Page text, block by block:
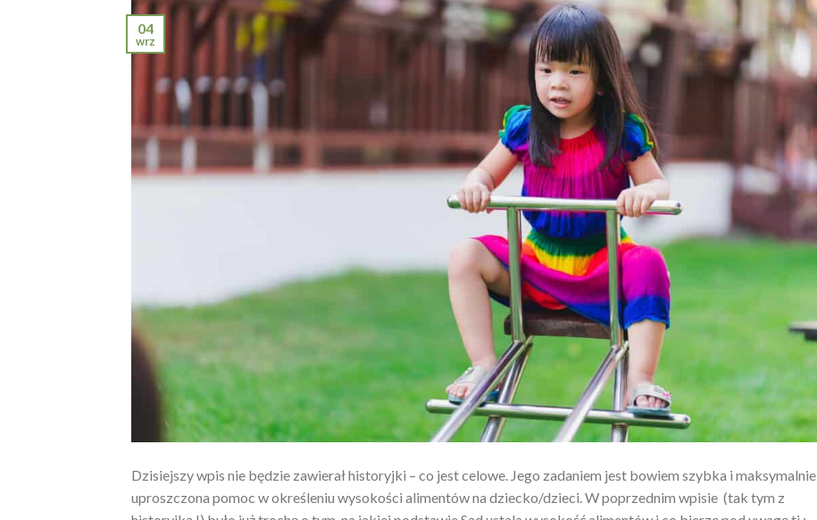
04
wrz
Dzisiejszy wpis nie będzie zawierał historyjki – co jest celowe. Jego zadaniem jest bowiem szybka i maksymalnie
uproszczona pomoc w określeniu wysokości alimentów na dziecko/dzieci. W poprzednim wpisie (tak tym z